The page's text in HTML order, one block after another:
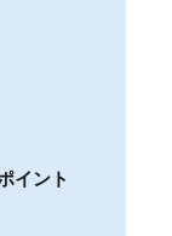
イント